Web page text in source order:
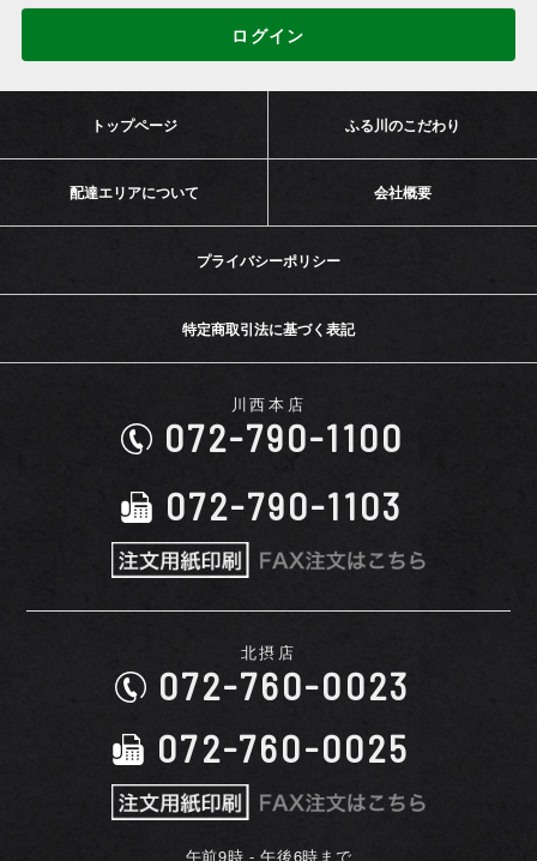
ログイン
トップページ ふる川のこだわり
配達エリアについて 会社概要
プライバシーポリシー
特定商取引法に基づく表記
川西本店
072-790-1100
072-790-1103
北摂店
072-760-0023
072-760-0025
午前9時 - 午後6時まで